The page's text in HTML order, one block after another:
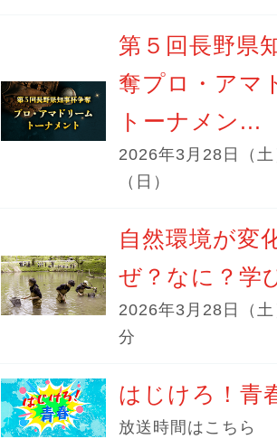
第５回長野県
奪プロ・アマ
トーナメン...
2026年3月28日（土
（日）
自然環境が変
ぜ？なに？学
2026年3月28日（
分
はじけろ！青
放送時間はこちら